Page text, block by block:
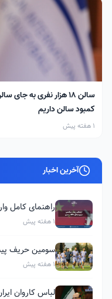
کمبود سالن داریم
1 هفته پیش
آخرین اخبار
راهنمای کامل
1 هفته پیش
سومین حریف
1 هفته پیش
لباس کاروان